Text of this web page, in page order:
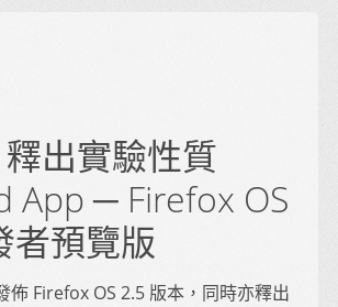
出實驗性質
App ─ Firefox OS
者預覽版
佈 Firefox OS 2.5 版本，同時亦釋出